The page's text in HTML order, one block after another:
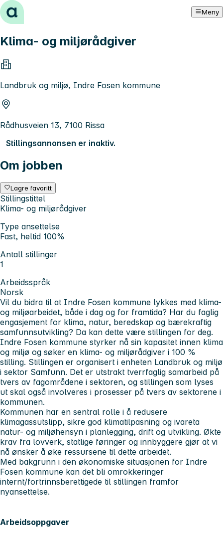
Hopp til innhold Meny
Klima- og miljørådgiver
Landbruk og miljø, Indre Fosen kommune
Rådhusveien 13, 7100 Rissa
Stillingsannonsen er inaktiv.
Om jobben
Lagre favoritt
Stillingstittel
Klima- og miljørådgiver
Type ansettelse
Fast, heltid 100%
Antall stillinger
1
Arbeidsspråk
Norsk
Vil du bidra til at Indre Fosen kommune lykkes med klima-
og miljøarbeidet, både i dag og for framtida? Har du faglig
engasjement for klima, natur, beredskap og bærekraftig
samfunnsutvikling? Da kan dette være stillingen for deg.
Indre Fosen kommune styrker nå sin kapasitet innen klima
og miljø og søker en klima- og miljørådgiver i 100 %
stilling. Stillingen er organisert i enheten Landbruk og miljø
i sektor Samfunn. Det er utstrakt tverrfaglig samarbeid på
tvers av fagområdene i sektoren, og stillingen som lyses
ut skal også involveres i prosesser på tvers av sektorene i
kommunen.
Kommunen har en sentral rolle i å redusere
klimagassutslipp, sikre god klimatilpasning og ivareta
natur- og miljøhensyn i planlegging, drift og utvikling. Økte
krav fra lovverk, statlige føringer og innbyggere gjør at vi
nå ønsker å øke ressursene til dette arbeidet.
Med bakgrunn i den økonomiske situasjonen for Indre
Fosen kommune kan det bli omrokkeringer
internt/fortrinnsberettigede til stillingen framfor
nyansettelse.
Arbeidsoppgaver